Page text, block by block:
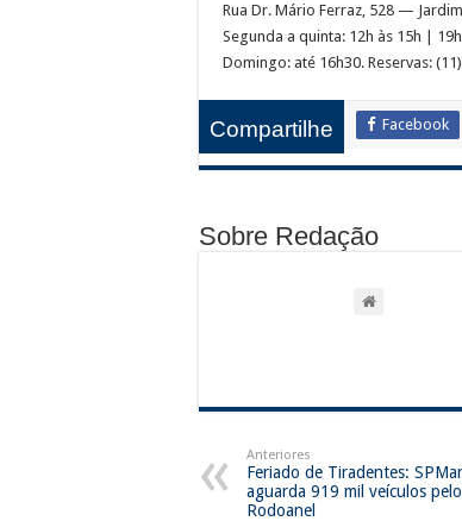
Rua Dr. Mário Ferraz, 528 —
Segunda a quinta: 12h às 15h |
Domingo: até 16h30. Reservas:
Compartilhe Facebook
Sobre Redação
Anteriores
Feriado de Tiradentes: SPMar
aguarda 919 mil veículos pelo
Rodoanel